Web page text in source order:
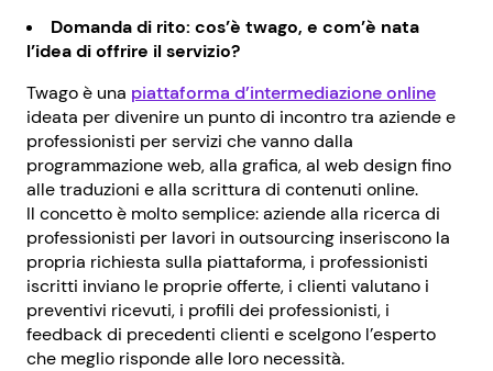
Domanda di rito: cos’è twago, e com’è nata
l’idea di offrire il servizio?
Twago è una piattaforma d’intermediazione online
ideata per divenire un punto di incontro tra aziende e
professionisti per servizi che vanno dalla
programmazione web, alla grafica, al web design fino
alle traduzioni e alla scrittura di contenuti online.
Il concetto è molto semplice: aziende alla ricerca di
professionisti per lavori in outsourcing inseriscono la
propria richiesta sulla piattaforma, i professionisti
iscritti inviano le proprie offerte, i clienti valutano i
preventivi ricevuti, i profili dei professionisti, i
feedback di precedenti clienti e scelgono l’esperto
che meglio risponde alle loro necessità.